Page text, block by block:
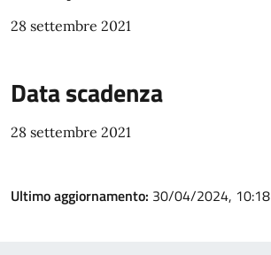
28 settembre 2021
Data scadenza
28 settembre 2021
Ultimo aggiornamento: 30/04/2024, 10:18